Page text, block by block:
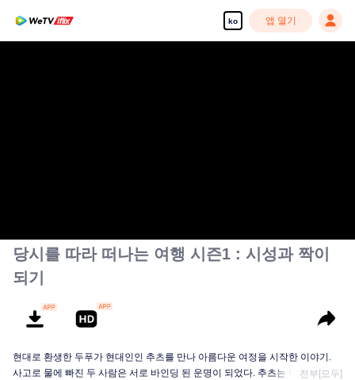
ko 앱 열기
당시를 따라 떠나는 여행 시즌1 : 시성과 짝이
되기
현대로 환생한 두푸가 현대인인 추츠를 만나 아름다운 여정을 시작한 이야기.
사고로 물에 빠진 두 사람은 서로 바인딩 된 운명이 되었다. 추츠는 반드시 두푸
전부[모두]